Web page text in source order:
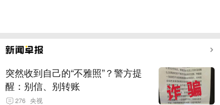
突然收到自己的“不雅照”？警方提
醒：别信、别转账
276 央视